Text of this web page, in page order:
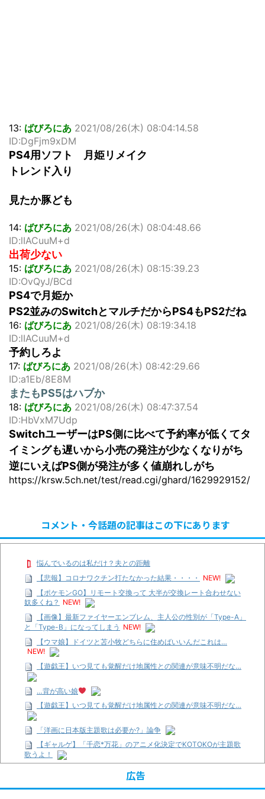
13: ばびろにあ 2021/08/26(木) 08:04:14.58
ID:DgFjm9xDM
PS4用ソフト 月姫リメイク
トレンド入り
見たか豚ども
14: ばびろにあ 2021/08/26(木) 08:04:48.66
ID:lIACuuM+d
出荷少ない
15: ばびろにあ 2021/08/26(木) 08:15:39.23
ID:OvQyJ/BCd
PS4で月姫か
PS2並みのSwitchとマルチだからPS4もPS2だね
16: ばびろにあ 2021/08/26(木) 08:19:34.18
ID:lIACuuM+d
予約しろよ
17: ばびろにあ 2021/08/26(木) 08:42:29.66
ID:a1Eb/8E8M
またもPS5はハブか
18: ばびろにあ 2021/08/26(木) 08:47:37.54
ID:HbVxM7Udp
SwitchユーザーはPS側に比べて予約率が低くてタ
イミングも遅いから小売の発注が少なくなりがち
逆にいえばPS側が発注が多く値崩れしがち
https://krsw.5ch.net/test/read.cgi/ghard/1629929152/
コメント・今話題の記事はこの下にあります
悩んでいるのは私だけ？夫との距離
【悲報】コロナワクチン打たなかった結果・・・・
NEW!
【ポケモンGO】リモート交換って 大半が交換レート合わせない
奴多くね？ NEW!
【画像】最新ファイヤーエンブレム、主人公の性別が「Type-A」
と「Type-B」になってしまう NEW!
【ウマ娘】ドイツと苫小牧どちらに住めばいいんだこれは…
NEW!
【遊戯王】いつ見ても覚醒だけ地属性との関連が意味不明だな…
…背が高い娘
【遊戯王】いつ見ても覚醒だけ地属性との関連が意味不明だな…
「洋画に日本版主題歌は必要か?」論争
【ギャルゲ】「千恋*万花」のアニメ化決定でKOTOKOが主題歌
歌うよ！
広告